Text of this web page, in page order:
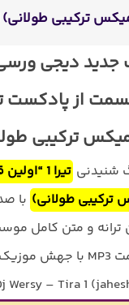
ترکیبی
از پادکست
ترکیبی
شنیدنی
تیرا 1
ترکیبی طولانی) با
ترانه و متن کامل
Wersy – Tira 1